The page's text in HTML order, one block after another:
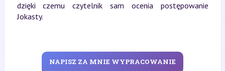
dzięki czemu czytelnik sam ocenia postępowanie
Jokasty.
NAPISZ ZA MNIE WYPRACOWANIE